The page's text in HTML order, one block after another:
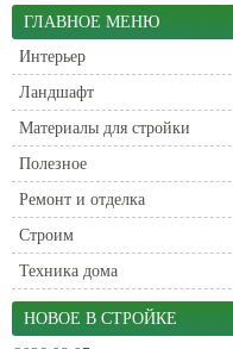
ГЛАВНОЕ МЕНЮ
Интерьер
Ландшафт
Материалы для стройки
Полезное
Ремонт и отделка
Строим
Техника дома
НОВОЕ В СТРОЙКЕ